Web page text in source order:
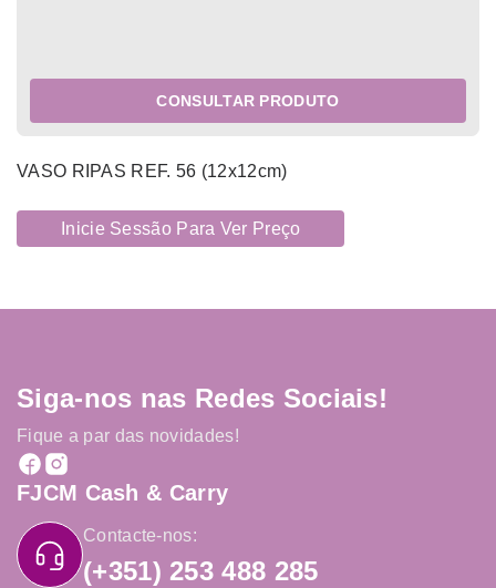
CONSULTAR PRODUTO
VASO RIPAS REF. 56 (12x12cm)
Inicie Sessão Para Ver Preço
Siga-nos nas Redes Sociais!
Fique a par das novidades!
FJCM Cash & Carry
Contacte-nos:
(+351) 253 488 285